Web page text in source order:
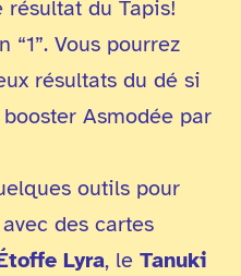
du Tapis!
Vous pourrez
résultats du dé si
Asmodée par
outils pour
des cartes
Lyra, le Tanuki